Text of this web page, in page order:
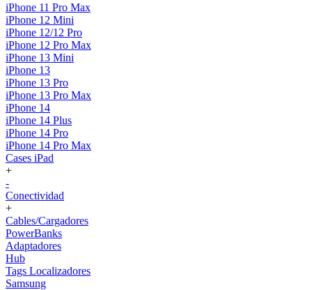
iPhone 11 Pro Max
iPhone 12 Mini
iPhone 12/12 Pro
iPhone 12 Pro Max
iPhone 13 Mini
iPhone 13
iPhone 13 Pro
iPhone 13 Pro Max
iPhone 14
iPhone 14 Plus
iPhone 14 Pro
iPhone 14 Pro Max
Cases iPad
+
-
Conectividad
+
Cables/Cargadores
PowerBanks
Adaptadores
Hub
Tags Localizadores
Samsung